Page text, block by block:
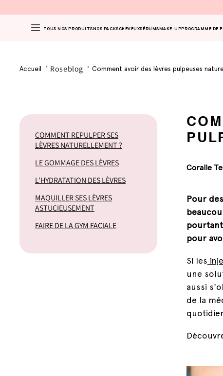
TOUS NOS PRODUITSNOS PACKSCHEVEUXSÉRUMSMAKE-UPPROGRAMME DE
Accueil Roseblog Comment avoir des lèvres pulpeuses
COMMENT REPULPER SES
LÈVRES NATURELLEMENT ?
LE GOMMAGE DES LÈVRES
L'HYDRATATION DES LÈVRES
MAQUILLER SES LÈVRES
ASTUCIEUSEMENT
FAIRE DE LA GYM FACIALE
Coralie
Pour
pour
Si les
une
aussi
de la